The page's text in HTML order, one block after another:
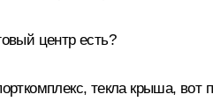
центр есть?
текла крыша,